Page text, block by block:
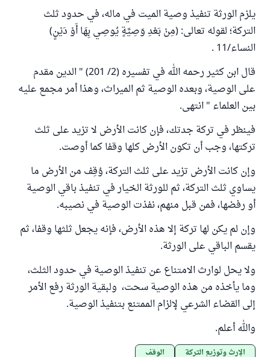
يلزم الورثة تنفيذ وصية الميت في ماله، في حدود ثلث
التركة؛ لقوله تعالى: (مِنْ بَعْدِ وَصِيَّةٍ يُوصِي بِهَا أَوْ دَيْنٍ)
النساء/11 .
قال ابن كثير رحمه الله في تفسيره (2/ 201) " الدين مقدم
على الوصية، وبعده الوصية ثم الميراث، وهذا أمر مجمع عليه
بين العلماء " انتهى.
فينظر في تركة جدتك، فإن كانت الأرض لا تزيد على ثلث
تركتها، وجب أن تكون الأرض كلها وقفا كما أوصت.
وإن كانت الأرض تزيد على ثلث التركة، وُقِف من الأرض ما
يساوي ثلث التركة، ثم للورثة الخيار في تنفيذ باقي الوصية
أو رفضها، فمن قبل منهم، نفذت الوصية في نصيبه.
وإن لم يكن لها تركة إلا هذه الأرض، فإنه يجعل ثلثها وقفا، ثم
يقسم الباقي على الورثة.
ولا يحل لوارث الامتناع عن تنفيذ الوصية في حدود الثلث،
وما يأخذه من هذه الوصية سحت، ولبقية الورثة رفع الأمر
إلى القضاء الشرعي لإلزام الممتنع بتنفيذ الوصية.
والله أعلم.
الإرث وتوزيع التركة الوقف